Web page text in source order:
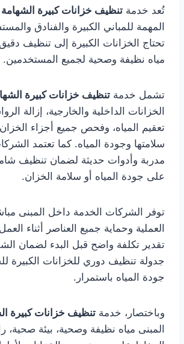
تُعد خدمة تنظيف خزانات كبيرة الشهامة
المهمة للمباني الكبيرة والفنادق
تحتاج الخزانات الكبيرة إلى تنظيف
مياه نظيفة وصحية لجميع المستخدمين.
تشمل خدمة تنظيف خزانات كبيرة
الخزانات الداخلية والخارجية، إزالة
تعقيم المياه، وفحص جميع أجزاء
سلامتها وجودة المياه. كما تعتمد
مدربة وأدوات حديثة لضمان تنظيف
على جودة المياه أو سلامة الخزان.
توفر الشركات الخدمة داخل المبنى
العملية وحماية جميع العناصر أثناء
تقدير تكلفة واضح قبل البدء لضمان
جدولة تنظيف دوري للخزانات الكبيرة
جودة المياه باستمرار.
وباختصار، خدمة تنظيف خزانات كبيرة
المبنى مياه نظيفة وصحية، بيئة صحية،